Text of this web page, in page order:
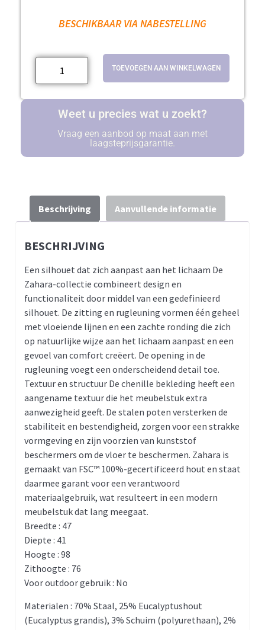
BESCHIKBAAR VIA NABESTELLING
TOEVOEGEN AAN WINKELWAGEN
Weet u precies wat u zoekt?
Vraag een aanbod op maat aan met
laagsteprijsgarantie.
Beschrijving Aanvullende informatie
BESCHRIJVING
Een silhouet dat zich aanpast aan het lichaam De
Zahara-collectie combineert design en
functionaliteit door middel van een gedefinieerd
silhouet. De zitting en rugleuning vormen één geheel
met vloeiende lijnen en een zachte ronding die zich
op natuurlijke wijze aan het lichaam aanpast en een
gevoel van comfort creëert. De opening in de
rugleuning voegt een onderscheidend detail toe.
Textuur en structuur De chenille bekleding heeft een
aangename textuur die het meubelstuk extra
aanwezigheid geeft. De stalen poten versterken de
stabiliteit en bestendigheid, zorgen voor een strakke
vormgeving en zijn voorzien van kunststof
beschermers om de vloer te beschermen. Zahara is
gemaakt van FSC™ 100%-gecertificeerd hout en staat
daarmee garant voor een verantwoord
materiaalgebruik, wat resulteert in een modern
meubelstuk dat lang meegaat.
Breedte : 47
Diepte : 41
Hoogte : 98
Zithoogte : 76
Voor outdoor gebruik : No
Materialen : 70% Staal, 25% Eucalyptushout
(Eucalyptus grandis), 3% Schuim (polyurethaan), 2%